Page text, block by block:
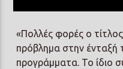
«Πολλές φορές ο
πρόβλημα στην ένταξή
προγράμματα. Το ίδιο